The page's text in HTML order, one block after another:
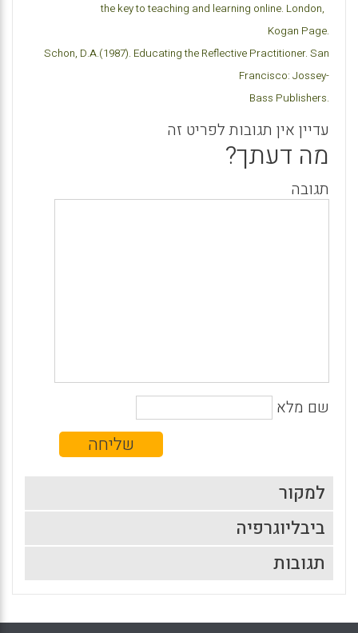
the key to teaching and learning online. London,
Kogan Page.
Schon, D.A.(1987). Educating the Reflective Practitioner. San
Francisco: Jossey-
Bass Publishers.
עדיין אין תגובות לפריט זה
מה דעתך?
תגובה
שם מלא
למקור
ביבליוגרפיה
תגובות